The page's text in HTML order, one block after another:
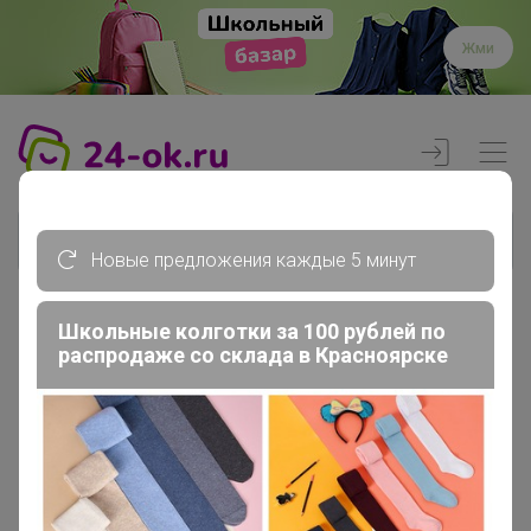
Жми
Главная
Члены клуба
NatSu
Новые предложения каждые 5 минут
Школьные колготки за 100 рублей по
распродаже со склада в Красноярске